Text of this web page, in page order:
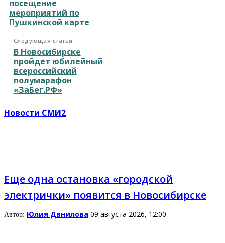
посещение
мероприятий по
Пушкинской карте
Следующая статья
В Новосибирске
пройдет юбилейный
всероссийский
полумарафон
«ЗаБег.РФ»
Новости СМИ2
Еще одна остановка «городской
электрички» появится в Новосибирске
Автор: Юлия Данилова 09 августа 2026, 12:00